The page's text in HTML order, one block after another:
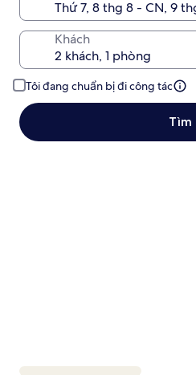
Khách
Tôi đang chuẩn bị đi công tác
Tìm